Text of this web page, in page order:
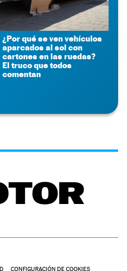
¿Por qué se ven vehículos
aparcados al sol con
cartones en las ruedas?
El truco que todos
comentan
CONFIGURACIÓN DE COOKIES